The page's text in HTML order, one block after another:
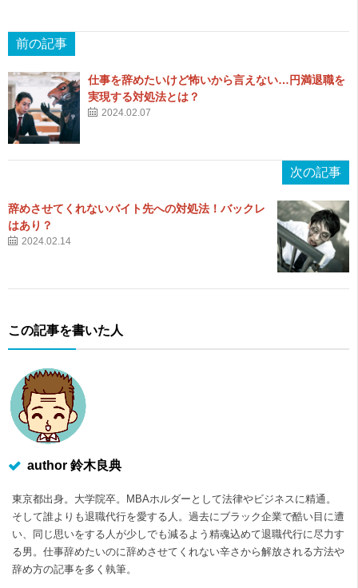
前の記事
仕事を辞めたいけど怖いから言えない…円満退職を
実現する対処法とは？
2024.02.07
次の記事
辞めさせてくれないバイト先への対処法！バックレ
はあり？
2024.02.14
この記事を書いた人
author 鈴木良典
東京都出身。大学院卒。MBAホルダーとして法律やビジネスに精通。
そして誰よりも退職代行を愛する人。過去にブラック企業で酷い目に遭
い、同じ思いをする人が少しでも減るよう精魂込めて退職代行に尽力す
る男。仕事辞めたいのに辞めさせてくれない辛さから解放される方法や
辞め方の記事を多く執筆。